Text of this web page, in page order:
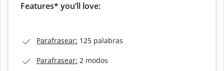
Features* you’ll love:
Parafrasear: 125 palabras
Parafrasear: 2 modos